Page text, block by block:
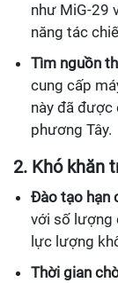
như MiG-29
năng tác
Tìm nguồn
cung cấp
này đã được
phương Tây.
2. Khó khăn
Đào tạo hạn
với số lượng
lực lượng
Thời gian